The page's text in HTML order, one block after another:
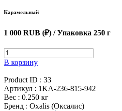
Карамельный
1 000 RUB (₽) / Упаковка 250 г
В корзину
Product ID : 33
Артикул : 1KA-236-815-942
Вес : 0.250 кг
Бренд : Oxalis (Оксалис)